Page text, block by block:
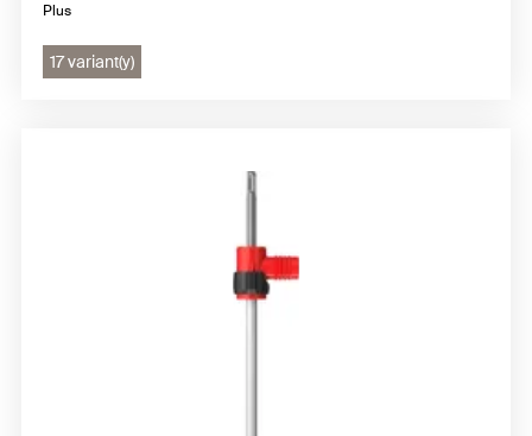
Plus
17 variant(y)